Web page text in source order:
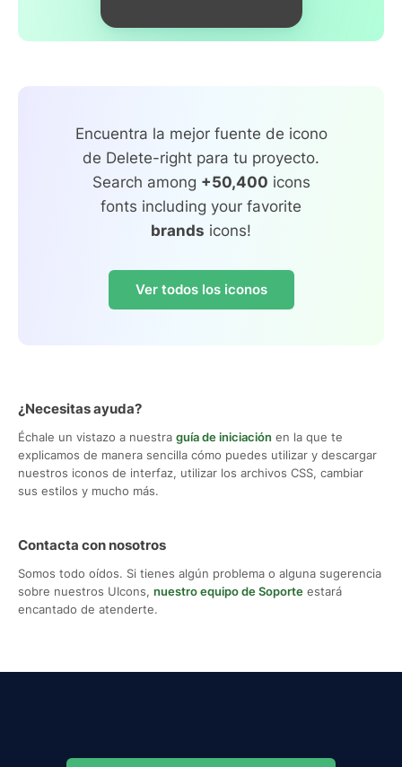
Encuentra la mejor fuente de icono
de Delete-right para tu proyecto.
Search among +50,400 icons
fonts including your favorite
brands icons!
Ver todos los iconos
¿Necesitas ayuda?
Échale un vistazo a nuestra guía de iniciación en la que te
explicamos de manera sencilla cómo puedes utilizar y descargar
nuestros iconos de interfaz, utilizar los archivos CSS, cambiar
sus estilos y mucho más.
Contacta con nosotros
Somos todo oídos. Si tienes algún problema o alguna sugerencia
sobre nuestros UIcons, nuestro equipo de Soporte estará
encantado de atenderte.